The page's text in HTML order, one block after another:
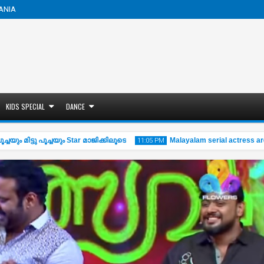
KIDS SPECIAL DANCE
മിട്ടു പൂച്ചയും Star മാജിക്കിലൂടെ 11:05 PM
21
Malayalam serial actress